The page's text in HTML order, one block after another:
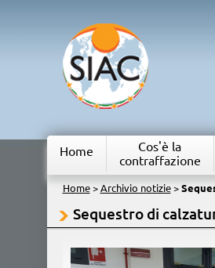
Home
Cos'è la
contraffazione
Home> Archivio notizie>
Sequestro di